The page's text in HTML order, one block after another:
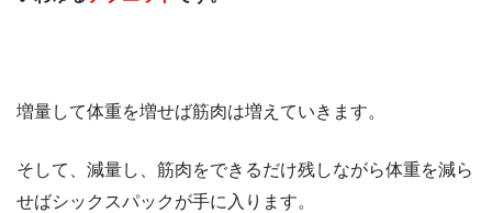
増量して体重を増せば筋肉は増えていきます。
そして、減量し、筋肉をできるだけ残しながら体重を減ら
せばシックスパックが手に入ります。